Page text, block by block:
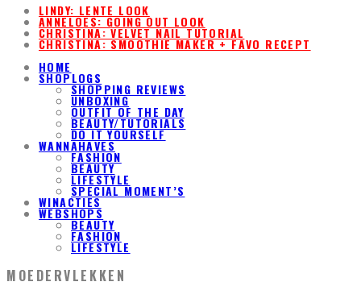
LINDY: LENTE LOOK
ANNELOES: GOING OUT LOOK
CHRISTINA: VELVET NAIL TUTORIAL
CHRISTINA: SMOOTHIE MAKER + FAVO RECEPT
HOME
SHOPLOGS
SHOPPING REVIEWS
UNBOXING
OUTFIT OF THE DAY
BEAUTY/TUTORIALS
DO IT YOURSELF
WANNAHAVES
FASHION
BEAUTY
LIFESTYLE
SPECIAL MOMENT’S
WINACTIES
WEBSHOPS
BEAUTY
FASHION
LIFESTYLE
MOEDERVLEKKEN